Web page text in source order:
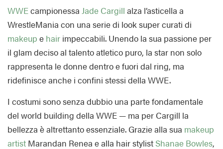
WWEcampionessa Jade Cargill alza l’asticella a
WrestleMania con una serie di look super curati di
makeup e hair impeccabili. Unendo la sua passione per
il glam deciso al talento atletico puro, la star non solo
rappresenta le donne dentro e fuori dal ring, ma
ridefinisce anche i confini stessi della WWE.
I costumi sono senza dubbio una parte fondamentale
del world building della WWE — ma per Cargill la
bellezza è altrettanto essenziale. Grazie alla sua makeup
artist Marandan Renea e alla hair stylist Shanae Bowles,